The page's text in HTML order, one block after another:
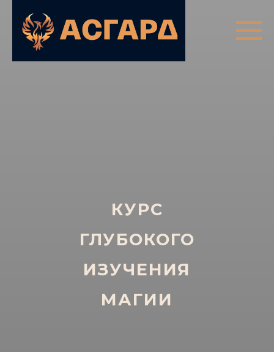
КУРС
ГЛУБОКОГО
ИЗУЧЕНИЯ
МАГИИ